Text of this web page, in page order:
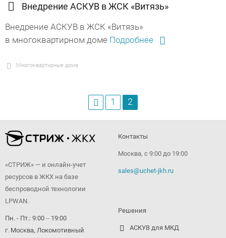
Внедрение АСКУВ в ЖСК «Витязь»
Внедрение АСКУВ в ЖСК «Витязь»
в многоквартирном доме Подробнее
Многоквартирные дома
1 2
«СТРИЖ» — и онлайн-учет
ресурсов в ЖКХ на базе
беспроводной технологии
LPWAN.
Пн. - Пт.: 9:00 ‒ 19:00
г. Москва, Локомотивный
Контакты
Москва, с 9:00 до 19:00
sales@uchet-jkh.ru
Решения
АСКУВ для МКД